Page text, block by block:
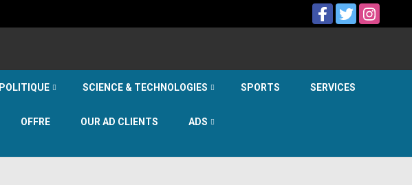
POLITIQUE SCIENCE & TECHNOLOGIES SPORTS SERVICES
OFFRE OUR AD CLIENTS ADS